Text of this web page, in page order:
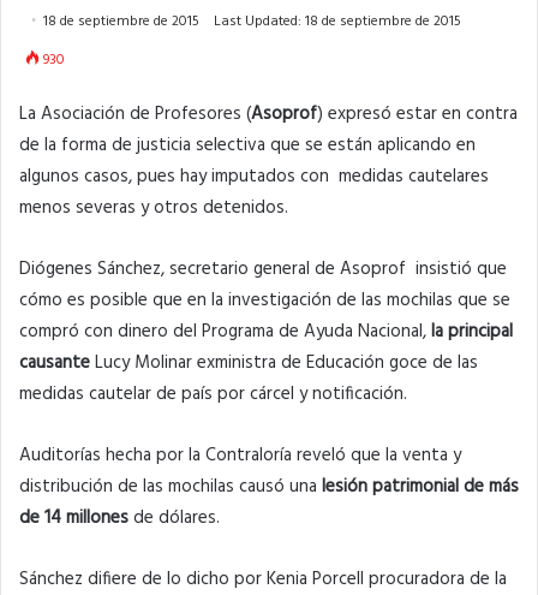
18 de septiembre de 2015
Last Updated: 18 de septiembre de 2015
930
La Asociación de Profesores (Asoprof) expresó estar en contra
de la forma de justicia selectiva que se están aplicando en
algunos casos, pues hay imputados con medidas cautelares
menos severas y otros detenidos.
Diógenes Sánchez, secretario general de Asoprof insistió que
cómo es posible que en la investigación de las mochilas que se
compró con dinero del Programa de Ayuda Nacional,la principal
causanteLucy Molinar exministra de Educación goce de las
medidas cautelar de país por cárcel y notificación.
Auditorías hecha por la Contraloría reveló que la venta y
distribución de las mochilas causó una lesión patrimonial de más
de 14 millonesde dólares.
Sánchez difiere de lo dicho por Kenia Porcell procuradora de la